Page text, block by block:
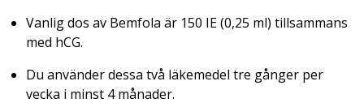
Vanlig dos av Bemfola är 150 IE (0,25 ml) tillsammans
med hCG.
Du använder dessa två läkemedel tre gånger per
vecka i minst 4 månader.